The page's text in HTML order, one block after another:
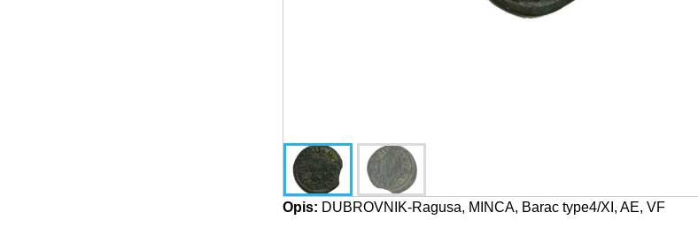
Opis: DUBROVNIK-Ragusa, MINCA, Barac type4/XI, AE, VF